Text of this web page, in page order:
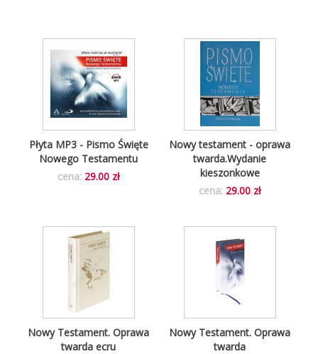
Nowy testament - oprawa
twarda.Wydanie
kieszonkowe
cena: 29.00 zł
Płyta MP3 - Pismo Święte
Nowego Testamentu
cena: 29.00 zł
Nowy Testament. Oprawa
twarda
Nowy Testament. Oprawa
twarda ecru